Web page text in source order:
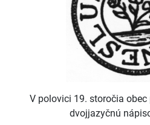
V polovici 19. storočia
dvojjazyčnú